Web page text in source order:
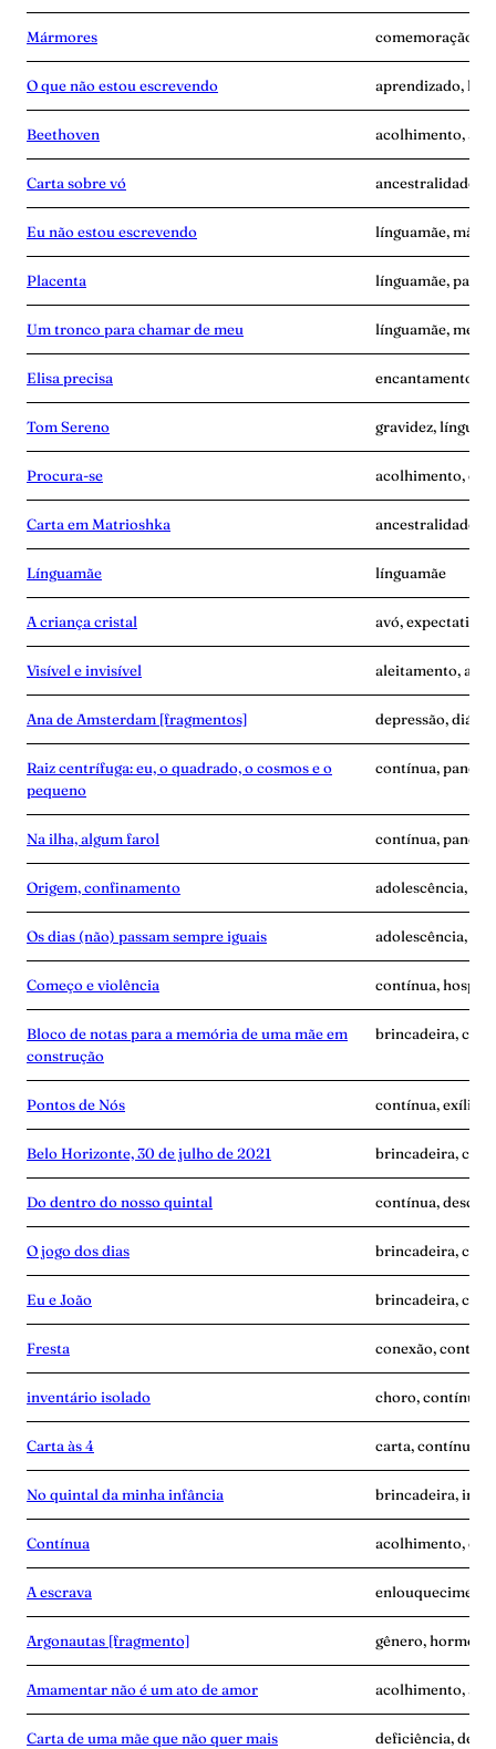
Mármores comemoração,
O que não estou escrevendo aprendizado,
Beethoven acolhimento,
Carta sobre vó ancestralidade,
Eu não estou escrevendo línguamãe, mãe-
Placenta línguamãe,
Um tronco para chamar de meu línguamãe,
Elisa precisa encantamento,
Tom Sereno gravidez,
Procura-se acolhimento,
Carta em Matrioshka ancestralidade,
Línguamãe línguamãe
A criança cristal avó, expectativa
Visível e invisível aleitamento,
Ana de Amsterdam [fragmentos] depressão, diário
Raiz centrífuga: eu, o quadrado, o cosmos e o
pequeno
contínua,
Na ilha, algum farol contínua,
Origem, confinamento adolescência,
Os dias (não) passam sempre iguais adolescência,
Começo e violência contínua,
Bloco de notas para a memória de uma mãe em
construção
brincadeira,
Pontos de Nós contínua, exílio,
Belo Horizonte, 30 de julho de 2021 brincadeira,
Do dentro do nosso quintal contínua,
O jogo dos dias brincadeira,
Eu e João brincadeira,
Fresta conexão,
inventário isolado choro, contínua,
Carta às 4 carta, contínua,
No quintal da minha infância brincadeira,
Contínua acolhimento,
A escrava
Argonautas [fragmento] gênero,
Amamentar não é um ato de amor acolhimento,
Carta de uma mãe que não quer mais deficiência,